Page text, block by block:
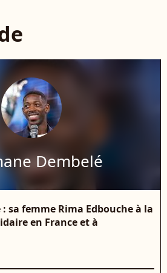
Dembelé
sa femme Rima Edbouche à la
en France et à